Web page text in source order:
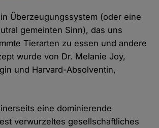
Überzeugungssystem (oder eine
gemeinten Sinn), das uns
Tierarten zu essen und andere
wurde von Dr. Melanie Joy,
und Harvard-Absolventin,
eine dominierende
verwurzeltes gesellschaftliches